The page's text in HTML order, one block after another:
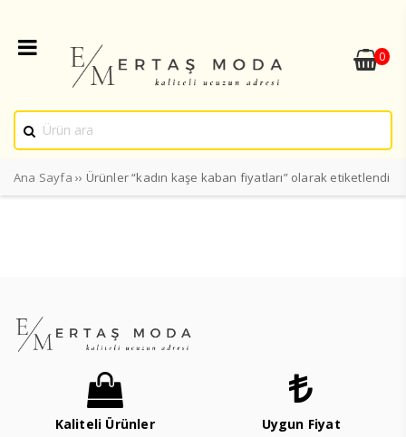
0
Ana Sayfa ›› Ürünler “kadın kaşe kaban fiyatları” olarak etiketlendi
Kaliteli Ürünler
Uygun Fiyat